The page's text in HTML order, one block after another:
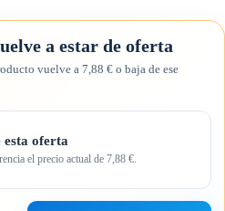
a estar de oferta
vuelve a 7,88 € o baja de ese
esta oferta
el precio actual de 7,88 €.